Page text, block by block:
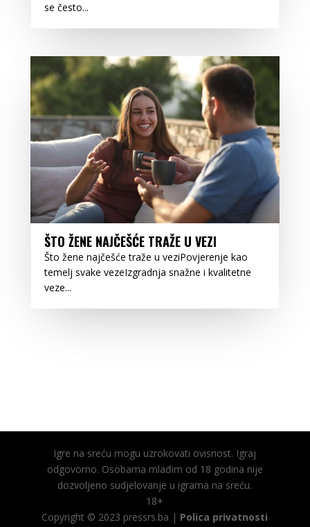
se često...
ŠTO ŽENE NAJČEŠĆE TRAŽE U VEZI
Što žene najčešće traže u veziPovjerenje kao
temelj svake vezeIzgradnja snažne i kvalitetne
veze...
Igre na sreću mogu uzrokovati ovisnost. Igraj
odgovorno. Osobama mlađim od 18 godina nije
dozvoljeno sudjelovanje u igrama na sreću.
18+
Copyright © 2023 pressrs.ba | Polica privatnosti